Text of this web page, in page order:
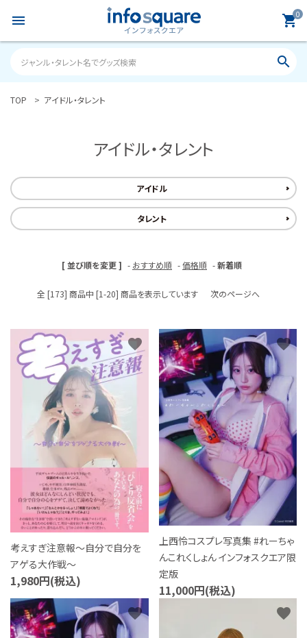
menu 0
shopping_cart
search
meeting_room ログイン person 新規会員登録
声優写真集・フォトブック
声優グッズ
グラビア
アイドル・タレント
ヒーロー文庫
ロト・ナンバーズ書籍・グッズ
ご利用ガイド
プライバシーポリシー
特定商取引法について
TOP アイドル・タレント
アイドル・タレント
アイドル
タレント
[ 並び順を変更 ] - おすすめ順 -価格順 -新着順
全 [173] 商品中 [1-20] 商品を表示しています 次のページへ
考えすぎ注意報～自分で自分を
アゲる大作戦～
1,980円(税込)
favorite
上西怜コスプレ写真集 #れーちゃ
んこれくしょん インフォスクエア限
定版
11,000円(税込)
favorite
favorite favorite